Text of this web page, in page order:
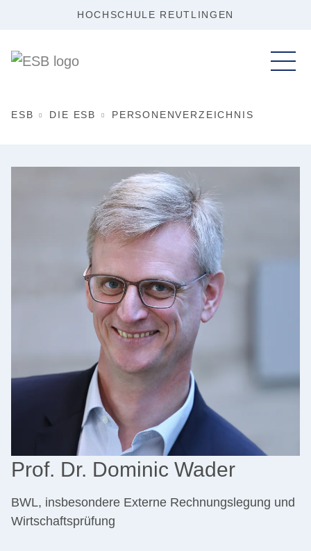
HOCHSCHULE REUTLINGEN
ESB DIE ESB PERSONENVERZEICHNIS
Prof. Dr. Dominic Wader
BWL, insbesondere Externe Rechnungslegung und
Wirtschaftsprüfung